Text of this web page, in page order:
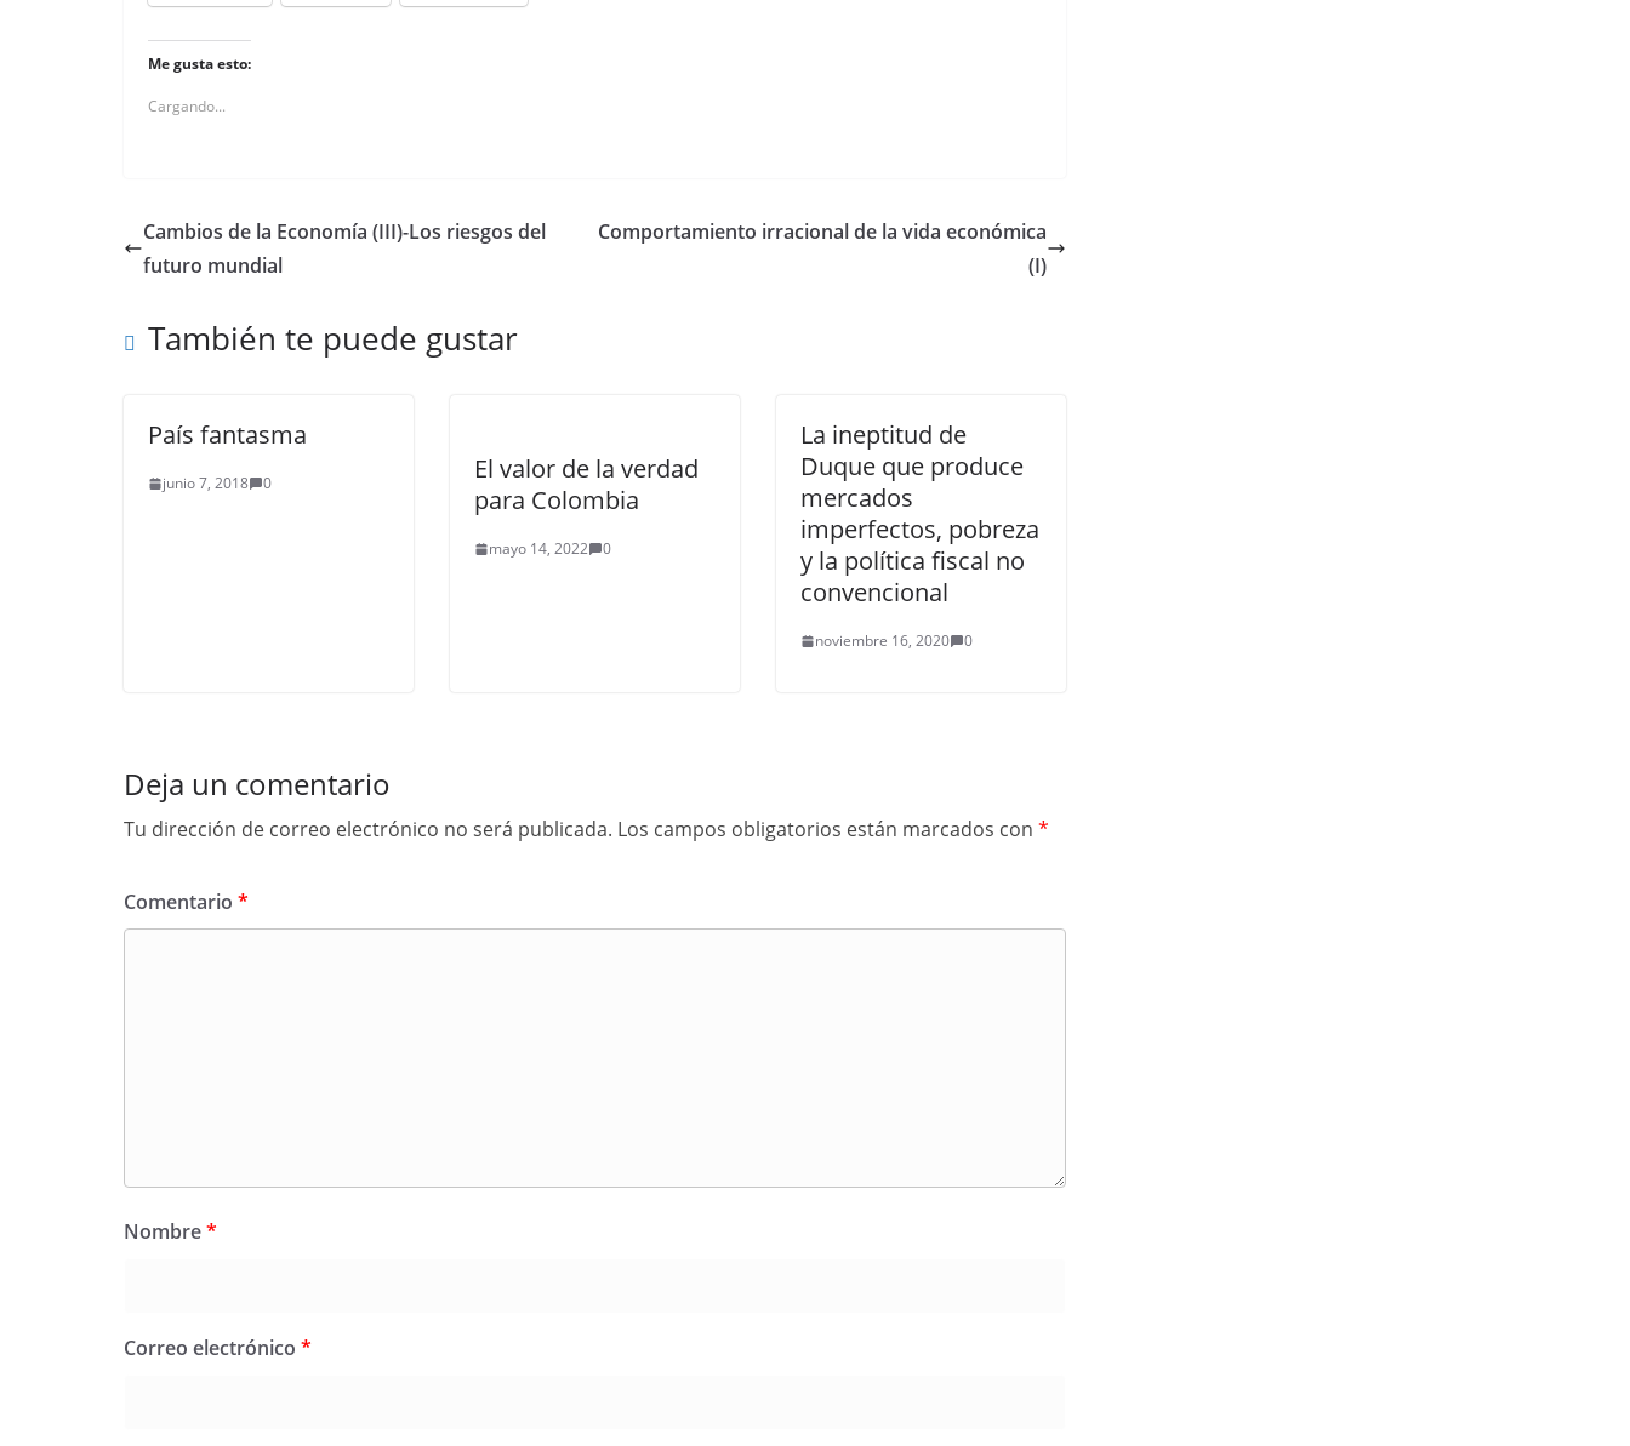
Me gusta esto:
Cargando...
Cambios de la Economía (III)-Los riesgos del
futuro mundial
Comportamiento irracional de la vida económica
(I)
También te puede gustar
País fantasma
junio 7, 2018 0
El valor de la verdad
para Colombia
mayo 14, 2022 0
La ineptitud de
Duque que produce
mercados
imperfectos, pobreza
y la política fiscal no
convencional
noviembre 16, 2020 0
Deja un comentario
Tu dirección de correo electrónico no será publicada. Los campos obligatorios están marcados con *
Comentario *
Nombre*
Correo electrónico *